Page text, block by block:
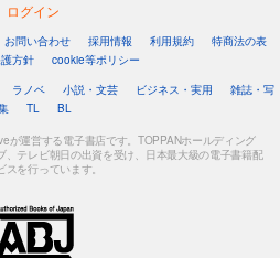
ログイン
お問い合わせ 採用情報 利用規約
特商法の表
方針
cookie等ポリシー
ラノベ 小説・文芸 ビジネス・実用
雑誌・写
TL BL
が運営する電子書店です。TOPPANホールディング
テレビ朝日の出資を受け、日本最大級の電子書籍配
スを行っています。